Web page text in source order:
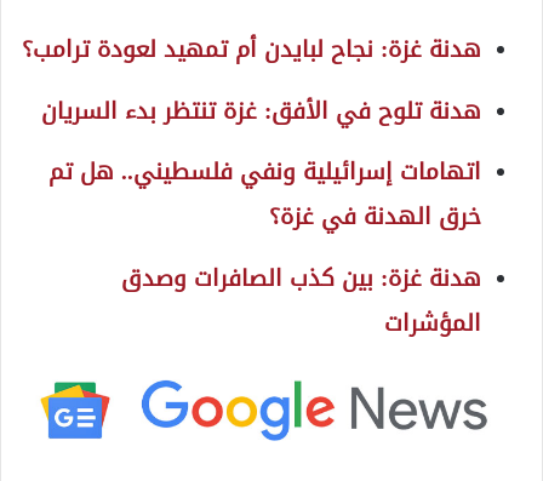
هدنة غزة: نجاح لبايدن أم تمهيد لعودة ترامب؟
هدنة تلوح في الأفق: غزة تنتظر بدء السريان
اتهامات إسرائيلية ونفي فلسطيني.. هل تم
خرق الهدنة في غزة؟
هدنة غزة: بين كذب الصافرات وصدق
المؤشرات